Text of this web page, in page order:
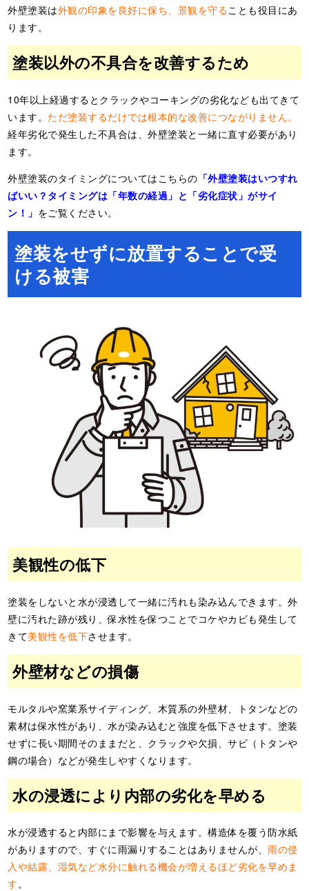
外壁塗装は外観の印象を良好に保ち、景観を守ることも役目にあ
ります。
塗装以外の不具合を改善するため
10年以上経過するとクラックやコーキングの劣化なども出てきて
います。 ただ塗装するだけでは根本的な改善につながりません。
経年劣化で発生した不具合は、外壁塗装と一緒に直す必要があり
ます。
外壁塗装のタイミングについてはこちらの 「外壁塗装はいつすれ
ばいい？タイミングは「年数の経過」と「劣化症状」がサイ
ン！」 をご覧ください。
塗装をせずに放置することで受
ける被害
美観性の低下
塗装をしないと水が浸透して一緒に汚れも染み込んできます。外
壁に汚れた跡が残り、保水性を保つことでコケやカビも発生して
きて美観性を低下させます。
外壁材などの損傷
モルタルや窯業系サイディング、木質系の外壁材、トタンなどの
素材は保水性があり、水が染み込むと強度を低下させます。塗装
せずに長い期間そのままだと、クラックや欠損、サビ（トタンや
鋼の場合）などが発生しやすくなります。
水の浸透により内部の劣化を早める
水が浸透すると内部にまで影響を与えます。構造体を覆う防水紙
がありますので、すぐに雨漏りすることはありませんが、雨の侵
入や結露、湿気など水分に触れる機会が増えるほど劣化を早めま
す。